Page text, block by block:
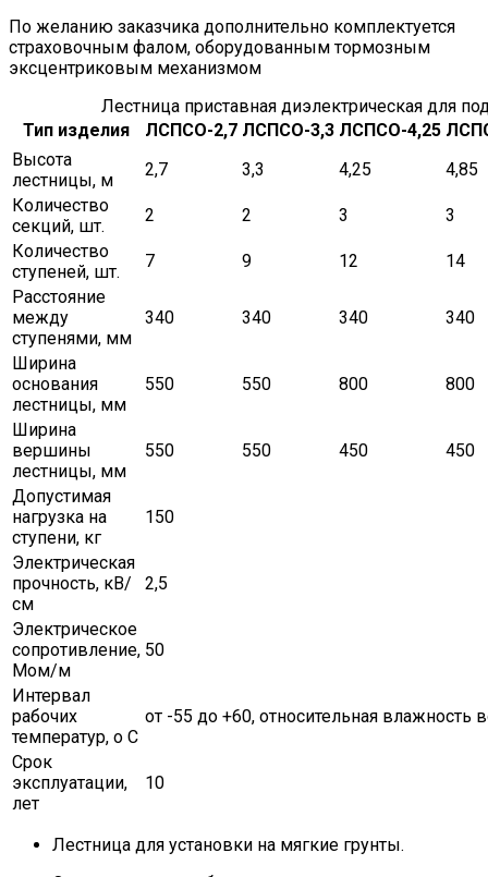
По желанию заказчика дополнительно комплектуется
страховочным фалом, оборудованным тормозным
эксцентриковым механизмом
Лестница приставная диэлектрическая для
Тип изделия
ЛСПСО-2,7 ЛСПСО-3,3 ЛСПСО-4,25
Высота
лестницы, м
2,7 3,3 4,25
4,85
Количество
секций, шт.
2 2 3
3
Количество
ступеней, шт.
7 9 12
14
Расстояние
между
ступенями, мм
340 340 340 340
Ширина
основания
лестницы, мм
550 550 800 800
Ширина
вершины
лестницы, мм
550 550 450 450
Допустимая
нагрузка на
ступени, кг
150
Электрическая
прочность, кВ/
см
2,5
Электрическое
сопротивление,
Мом/м
50
Интервал
рабочих
температур, о С
от -55 до +60, относительная влажность
Срок
эксплуатации,
лет
10
Лестница для установки на мягкие грунты.